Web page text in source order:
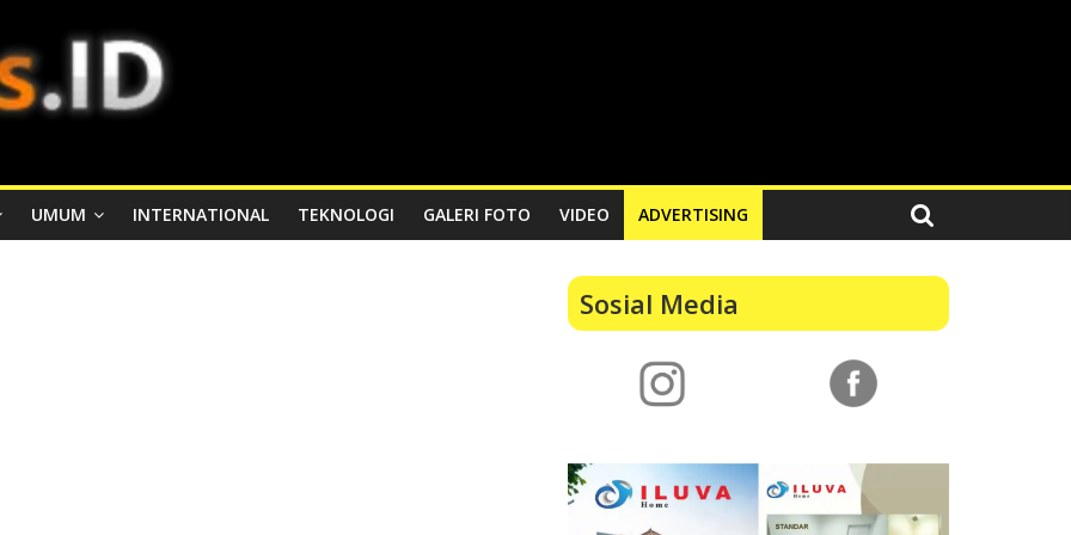
UMUM INTERNATIONAL TEKNOLOGI GALERI FOTO VIDEO ADVERTISING
Sosial Media